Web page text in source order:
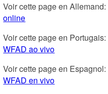
Voir cette page en Allemand:
online
Voir cette page en Portugais:
WFAD ao vivo
Voir cette page en Espagnol:
WFAD en vivo